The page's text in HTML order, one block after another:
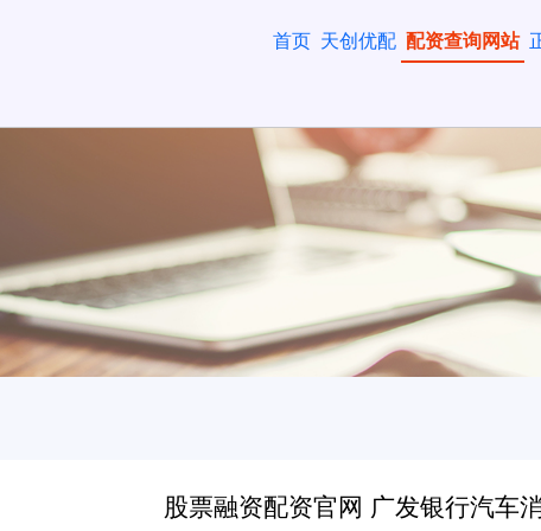
首页 天创优配 配资查询网站
股票融资配资官网 广发银行汽车